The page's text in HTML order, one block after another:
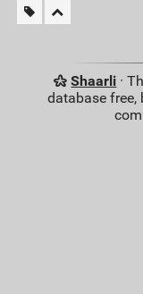
Shaarli ·
database free,